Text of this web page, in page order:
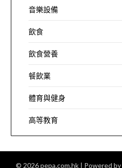
音樂設備
飲食
飲食營養
餐飲業
體育與健身
高等教育
© 2026 pepa.com.hk | Powered by